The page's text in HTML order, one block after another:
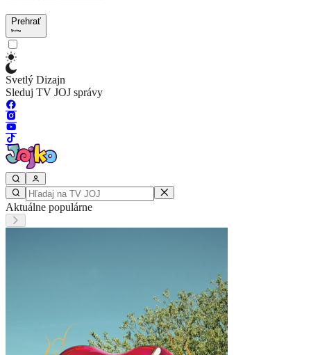
Prehrať
Svetlý Dizajn
Sleduj TV JOJ správy
Aktuálne populárne